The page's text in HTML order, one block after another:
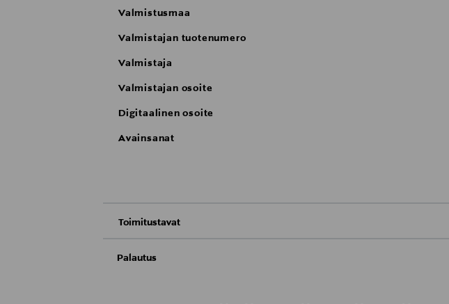
Valmistusmaa
Valmistajan tuotenumero
Valmistaja
Valmistajan osoite
Digitaalinen osoite
Avainsanat
Toimitustavat
Palautus